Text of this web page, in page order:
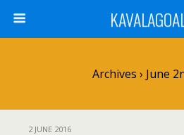
Archives › June
2 JUNE 2016